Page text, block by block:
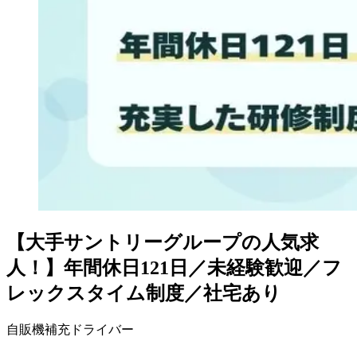
【大手サントリーグループの人気求
人！】年間休日121日／未経験歓迎／フ
レックスタイム制度／社宅あり
自販機補充ドライバー